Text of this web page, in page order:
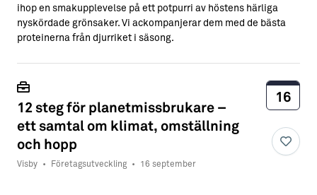
ihop en smakupplevelse på ett potpurri av höstens härliga
nyskördade grönsaker. Vi ackompanjerar dem med de bästa
proteinerna från djurriket i säsong.
12 steg för planetmissbrukare –
ett samtal om klimat, omställning
och hopp
Visby • Företagsutveckling • 16 september
16